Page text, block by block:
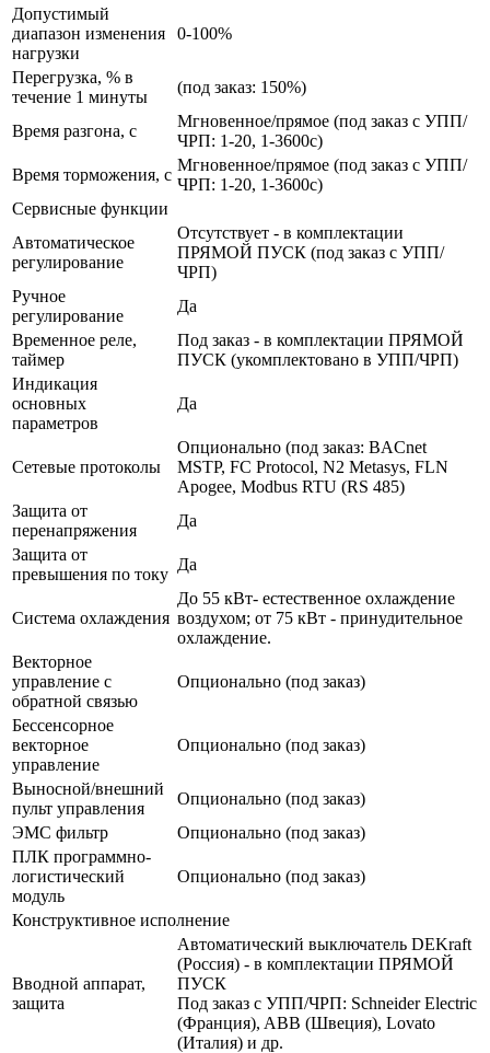
Допустимый
диапазон изменения
нагрузки
0-100%
Перегрузка, % в
течение 1 минуты
(под заказ: 150%)
Время разгона, с
Мгновенное/прямое (под заказ с УПП/
ЧРП: 1-20, 1-3600с)
Время торможения, с
Мгновенное/прямое (под заказ с УПП/
ЧРП: 1-20, 1-3600с)
Сервисные функции
Автоматическое
регулирование
Отсутствует - в комплектации
ПРЯМОЙ ПУСК (под заказ с УПП/
ЧРП)
Ручное
регулирование
Да
Временное реле,
таймер
Под заказ - в комплектации ПРЯМОЙ
ПУСК (укомплектовано в УПП/ЧРП)
Индикация
основных
параметров
Да
Сетевые протоколы
Опционально (под заказ: BACnet
MSTP, FC Protocol, N2 Metasys, FLN
Apogee, Modbus RTU (RS 485)
Защита от
перенапряжения
Да
Защита от
превышения по току
Да
Система охлаждения
До 55 кВт- естественное охлаждение
воздухом; от 75 кВт - принудительное
охлаждение.
Векторное
управление с
обратной связью
Опционально (под заказ)
Бессенсорное
векторное
управление
Опционально (под заказ)
Выносной/внешний
пульт управления
Опционально (под заказ)
ЭМС фильтр
Опционально (под заказ)
ПЛК программно-
логистический
модуль
Опционально (под заказ)
Конструктивное исполнение
Вводной аппарат,
защита
Автоматический выключатель DEKraft
(Россия) - в комплектации ПРЯМОЙ
ПУСК
Под заказ с УПП/ЧРП: Schneider Electric
(Франция), ABB (Швеция), Lovato
(Италия) и др.